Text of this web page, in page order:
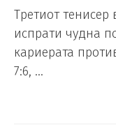
Третиот
испрати чудна
кариерата
7:6, …